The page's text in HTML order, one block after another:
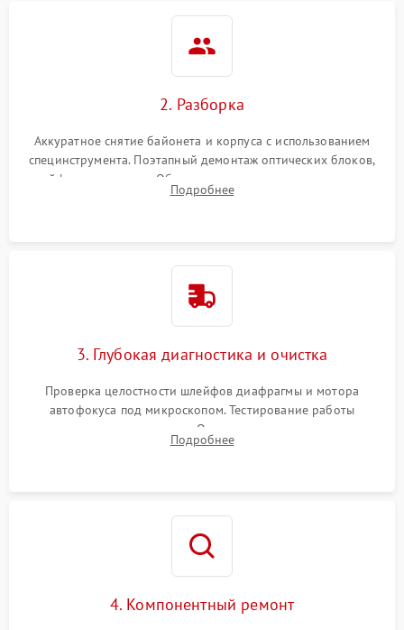
2. Разборка
Аккуратное снятие байонета и корпуса с использованием
специнструмента. Поэтапный демонтаж оптических блоков,
шлейфов и приводов. Обязательная маркировка положения
линзовых групп для сохранения заводской центровки при
Подробнее
3. Глубокая диагностика и очистка
Проверка целостности шлейфов диафрагмы и мотора
автофокуса под микроскопом. Тестирование работы
электромагнитного привода. Очистка оптических элементов
от пыли, следов влаги и грибка спецрастворами без
Подробнее
4. Компонентный ремонт